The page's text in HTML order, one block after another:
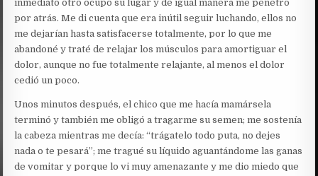
inmediato otro ocupó su lugar y de igual manera me penetró
por atrás. Me di cuenta que era inútil seguir luchando, ellos no
me dejarían hasta satisfacerse totalmente, por lo que me
abandoné y traté de relajar los músculos para amortiguar el
dolor, aunque no fue totalmente relajante, al menos el dolor
cedió un poco.
Unos minutos después, el chico que me hacía mamársela
terminó y también me obligó a tragarme su semen; me sostenía
la cabeza mientras me decía: “trágatelo todo puta, no dejes
nada o te pesará”; me tragué su líquido aguantándome las ganas
de vomitar y porque lo vi muy amenazante y me dio miedo que